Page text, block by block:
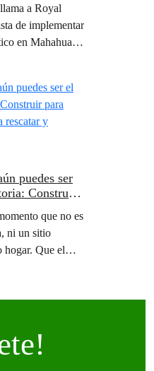
a Royal
de implementar
en Mahahual,
inversión
es más del
puedes ser
Construir
que no es
ni un sitio
hogar. Que el
lo que nos